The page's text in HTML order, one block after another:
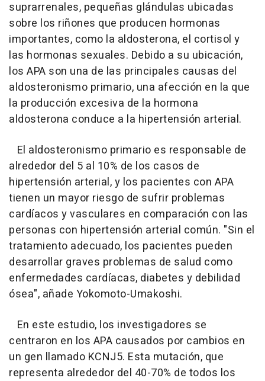
suprarrenales, pequeñas glándulas ubicadas
sobre los riñones que producen hormonas
importantes, como la aldosterona, el cortisol y
las hormonas sexuales. Debido a su ubicación,
los APA son una de las principales causas del
aldosteronismo primario, una afección en la que
la producción excesiva de la hormona
aldosterona conduce a la hipertensión arterial.
El aldosteronismo primario es responsable de
alrededor del 5 al 10% de los casos de
hipertensión arterial, y los pacientes con APA
tienen un mayor riesgo de sufrir problemas
cardíacos y vasculares en comparación con las
personas con hipertensión arterial común. "Sin el
tratamiento adecuado, los pacientes pueden
desarrollar graves problemas de salud como
enfermedades cardíacas, diabetes y debilidad
ósea", añade Yokomoto-Umakoshi.
En este estudio, los investigadores se
centraron en los APA causados por cambios en
un gen llamado KCNJ5. Esta mutación, que
representa alrededor del 40-70% de todos los